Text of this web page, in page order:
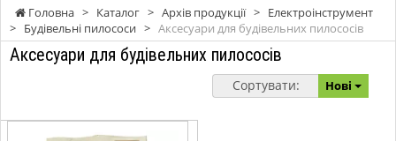
Головна > Каталог > Архів продукції > Електроінструмент
> Будівельні пилососи > Аксесуари для будівельних пилососів
Аксесуари для будівельних пилососів
Сортувати: Нові